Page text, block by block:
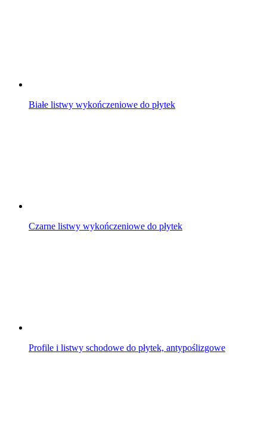
Białe listwy wykończeniowe do płytek
Czarne listwy wykończeniowe do płytek
Profile i listwy schodowe do płytek, antypoślizgowe